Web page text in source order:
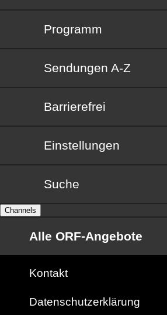
Programm
Sendungen von A bis Z
Sendungen A-Z
Barrierefrei
Barrierefrei
Einstellungen
Suche
Channels
Alle ORF-Angebote
Kontakt
Datenschutzerklärung